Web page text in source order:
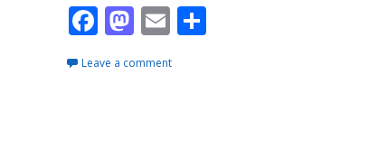
F
e
M
to
E
ai
Leave a comment